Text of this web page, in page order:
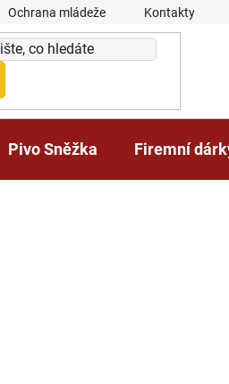
Ochrana mládeže Kontakty
Pivo Sněžka Firemní